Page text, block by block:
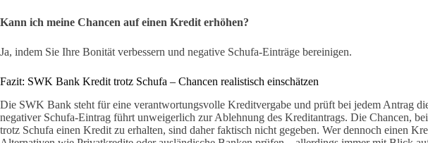
Kann ich meine Chancen auf einen Kredit erhöhen?
Ja, indem Sie Ihre Bonität verbessern und negative Schufa-Einträge bereinigen.
Fazit: SWK Bank Kredit trotz Schufa – Chancen realistisch einschätzen
Die SWK Bank steht für eine verantwortungsvolle Kreditvergabe und prüft bei jedem Antrag
negativer Schufa-Eintrag führt unweigerlich zur Ablehnung des Kreditantrags. Die Chancen,
trotz Schufa einen Kredit zu erhalten, sind daher faktisch nicht gegeben. Wer dennoch einen